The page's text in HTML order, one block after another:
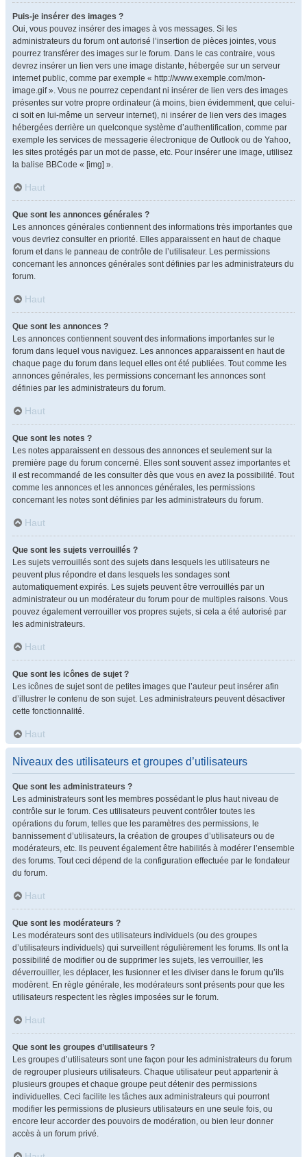
Puis-je insérer des images ?
Oui, vous pouvez insérer des images à vos messages. Si les
administrateurs du forum ont autorisé l’insertion de pièces jointes, vous
pourrez transférer des images sur le forum. Dans le cas contraire, vous
devrez insérer un lien vers une image distante, hébergée sur un serveur
internet public, comme par exemple « http://www.exemple.com/mon-
image.gif ». Vous ne pourrez cependant ni insérer de lien vers des images
présentes sur votre propre ordinateur (à moins, bien évidemment, que celui-
ci soit en lui-même un serveur internet), ni insérer de lien vers des images
hébergées derrière un quelconque système d’authentification, comme par
exemple les services de messagerie électronique de Outlook ou de Yahoo,
les sites protégés par un mot de passe, etc. Pour insérer une image, utilisez
la balise BBCode « [img] ».
Haut
Que sont les annonces générales ?
Les annonces générales contiennent des informations très importantes que
vous devriez consulter en priorité. Elles apparaissent en haut de chaque
forum et dans le panneau de contrôle de l’utilisateur. Les permissions
concernant les annonces générales sont définies par les administrateurs du
forum.
Haut
Que sont les annonces ?
Les annonces contiennent souvent des informations importantes sur le
forum dans lequel vous naviguez. Les annonces apparaissent en haut de
chaque page du forum dans lequel elles ont été publiées. Tout comme les
annonces générales, les permissions concernant les annonces sont
définies par les administrateurs du forum.
Haut
Que sont les notes ?
Les notes apparaissent en dessous des annonces et seulement sur la
première page du forum concerné. Elles sont souvent assez importantes et
il est recommandé de les consulter dès que vous en avez la possibilité. Tout
comme les annonces et les annonces générales, les permissions
concernant les notes sont définies par les administrateurs du forum.
Haut
Que sont les sujets verrouillés ?
Les sujets verrouillés sont des sujets dans lesquels les utilisateurs ne
peuvent plus répondre et dans lesquels les sondages sont
automatiquement expirés. Les sujets peuvent être verrouillés par un
administrateur ou un modérateur du forum pour de multiples raisons. Vous
pouvez également verrouiller vos propres sujets, si cela a été autorisé par
les administrateurs.
Haut
Que sont les icônes de sujet ?
Les icônes de sujet sont de petites images que l’auteur peut insérer afin
d’illustrer le contenu de son sujet. Les administrateurs peuvent désactiver
cette fonctionnalité.
Haut
Niveaux des utilisateurs et groupes d’utilisateurs
Que sont les administrateurs ?
Les administrateurs sont les membres possédant le plus haut niveau de
contrôle sur le forum. Ces utilisateurs peuvent contrôler toutes les
opérations du forum, telles que les paramètres des permissions, le
bannissement d’utilisateurs, la création de groupes d’utilisateurs ou de
modérateurs, etc. Ils peuvent également être habilités à modérer l’ensemble
des forums. Tout ceci dépend de la configuration effectuée par le fondateur
du forum.
Haut
Que sont les modérateurs ?
Les modérateurs sont des utilisateurs individuels (ou des groupes
d’utilisateurs individuels) qui surveillent régulièrement les forums. Ils ont la
possibilité de modifier ou de supprimer les sujets, les verrouiller, les
déverrouiller, les déplacer, les fusionner et les diviser dans le forum qu’ils
modèrent. En règle générale, les modérateurs sont présents pour que les
utilisateurs respectent les règles imposées sur le forum.
Haut
Que sont les groupes d’utilisateurs ?
Les groupes d’utilisateurs sont une façon pour les administrateurs du forum
de regrouper plusieurs utilisateurs. Chaque utilisateur peut appartenir à
plusieurs groupes et chaque groupe peut détenir des permissions
individuelles. Ceci facilite les tâches aux administrateurs qui pourront
modifier les permissions de plusieurs utilisateurs en une seule fois, ou
encore leur accorder des pouvoirs de modération, ou bien leur donner
accès à un forum privé.